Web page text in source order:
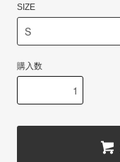
SIZE
購入数